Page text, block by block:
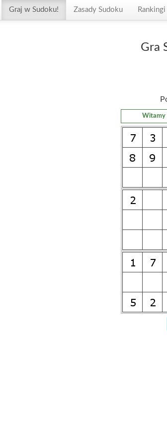
Graj w Sudoku! Zasady Sudoku Rankingi
Gra
Witamy